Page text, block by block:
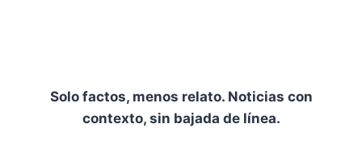
Solo factos, menos relato. Noticias con
contexto, sin bajada de línea.